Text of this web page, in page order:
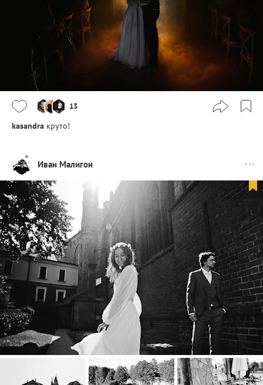
13
kasandra круто!
Иван Малигон